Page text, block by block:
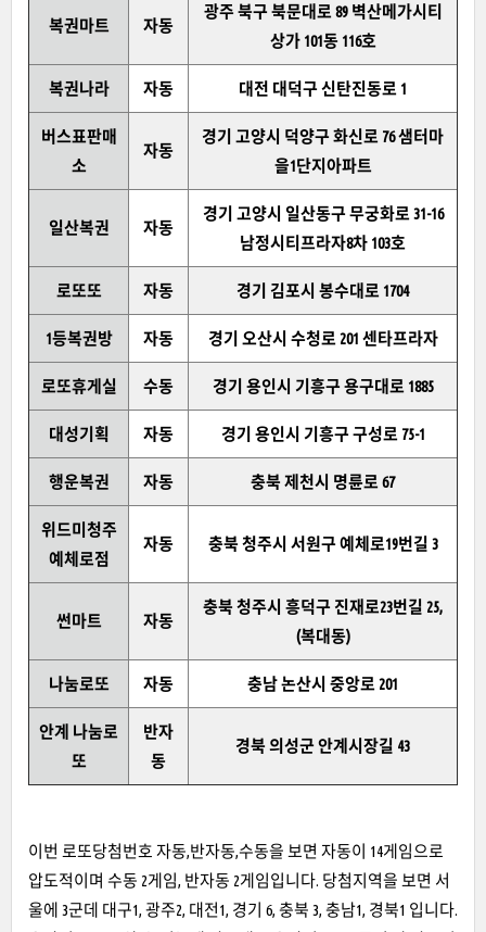
복권마트 자동
광주 북구 북문대로 89 벽산메가시티
상가 101동 116호
복권나라 자동 대전 대덕구 신탄진동로 1
버스표판매
소
자동
경기 고양시 덕양구 화신로 76 샘터마
을1단지아파트
일산복권 자동
경기 고양시 일산동구 무궁화로 31-16
남정시티프라자8차 103호
로또또 자동 경기 김포시 봉수대로 1704
1등복권방 자동 경기 오산시 수청로 201 센타프라자
로또휴게실 수동 경기 용인시 기흥구 용구대로 1885
대성기획 자동 경기 용인시 기흥구 구성로 75-1
행운복권 자동 충북 제천시 명륜로 67
위드미청주
예체로점
자동 충북 청주시 서원구 예체로19번길 3
썬마트 자동
충북 청주시 흥덕구 진재로23번길 25,
(복대동)
나눔로또 자동 충남 논산시 중앙로 201
안계 나눔로
또
반자
동
경북 의성군 안계시장길 43
이번 로또당첨번호 자동,반자동,수동을 보면 자동이 14게임으로
압도적이며 수동 2게임, 반자동 2게임입니다. 당첨지역을 보면 서
울에 3군데 대구1, 광주2, 대전1, 경기 6, 충북 3, 충남1, 경북1 입니다.